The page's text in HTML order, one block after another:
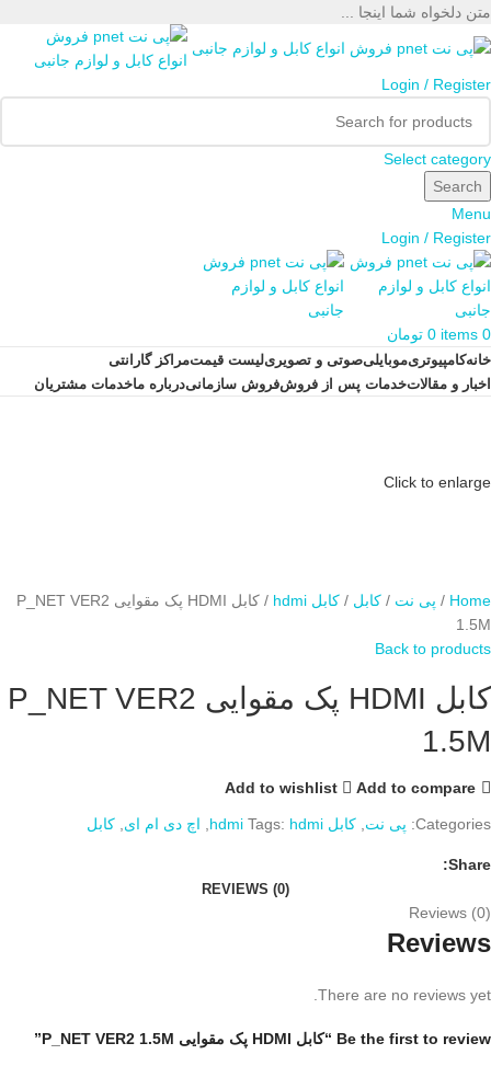
متن دلخواه شما اینجا ...
Login / Register
Select category
Search
Menu
Login / Register
0
items
0 تومان
خانهکامپیوتریموبایلیصوتی و تصویریلیست قیمتمراکز گارانتی
اخبار و مقالاتخدمات پس از فروشفروش سازمانیدرباره ماخدمات مشتریان
Click to enlarge
Home پی نت کابل کابل hdmi
کابل HDMI پک مقوایی P_NET VER2
1.5M
Back to products
کابل HDMI پک مقوایی P_NET VER2
1.5M
Add to compare
Add to wishlist
Categories: پی نت, کابل hdmi Tags: hdmi
, اچ دی ام ای, کابل
Share:
REVIEWS (0)
Reviews (0)
Reviews
There are no reviews yet.
Be the first to review “کابل HDMI پک مقوایی P_NET VER2 1.5M”